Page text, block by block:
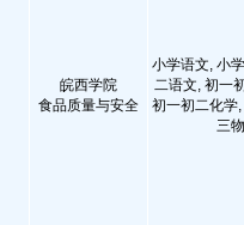
皖西学院
食品质量与安全
小学语文, 小
二语文, 初一
初一初二化学
三